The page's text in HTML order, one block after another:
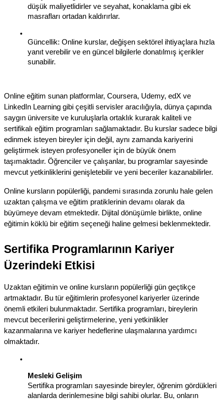
düşük maliyetlidirler ve seyahat, konaklama gibi ek
masrafları ortadan kaldırırlar.
Güncellik: Online kurslar, değişen sektörel ihtiyaçlara hızla
yanıt verebilir ve en güncel bilgilerle donatılmış içerikler
sunabilir.
Online eğitim sunan platformlar, Coursera, Udemy, edX ve
LinkedIn Learning gibi çeşitli servisler aracılığıyla, dünya çapında
saygın üniversite ve kuruluşlarla ortaklık kurarak kaliteli ve
sertifikalı eğitim programları sağlamaktadır. Bu kurslar sadece bilgi
edinmek isteyen bireyler için değil, aynı zamanda kariyerini
geliştirmek isteyen profesyoneller için de büyük önem
taşımaktadır. Öğrenciler ve çalışanlar, bu programlar sayesinde
mevcut yetkinliklerini genişletebilir ve yeni beceriler kazanabilirler.
Online kursların popülerliği, pandemi sırasında zorunlu hale gelen
uzaktan çalışma ve eğitim pratiklerinin devamı olarak da
büyümeye devam etmektedir. Dijital dönüşümle birlikte, online
eğitimin köklü bir eğitim seçeneği haline gelmesi beklenmektedir.
Sertifika Programlarının Kariyer
Üzerindeki Etkisi
Uzaktan eğitimin ve online kursların popülerliği gün geçtikçe
artmaktadır. Bu tür eğitimlerin profesyonel kariyerler üzerinde
önemli etkileri bulunmaktadır. Sertifika programları, bireylerin
mevcut becerilerini geliştirmelerine, yeni yetkinlikler
kazanmalarına ve kariyer hedeflerine ulaşmalarına yardımcı
olmaktadır.
Mesleki Gelişim
Sertifika programları sayesinde bireyler, öğrenim gördükleri
alanlarda derinlemesine bilgi sahibi olurlar. Bu, onların